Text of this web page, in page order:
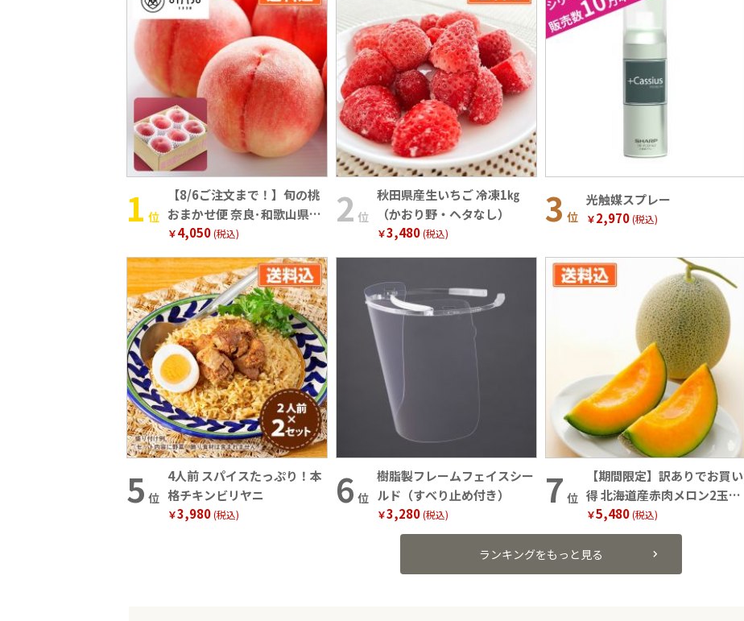
位
【8/6ご注文まで！】旬の桃
おまかせ便 奈良･和歌山県産
（1.8kg・5～8玉）
￥4,050(税込)
位
秋田県産生いちご 冷凍1㎏
（かおり野・ヘタなし）
￥3,480(税込)
位
光触媒スプレー
￥2,970(税込)
位
4人前 スパイスたっぷり！本
格チキンビリヤニ
￥3,980(税込)
位
樹脂製フレームフェイスシー
ルド（すべり止め付き）
￥3,280(税込)
位
【期間限定】訳ありでお買い
得 北海道産赤肉メロン2玉
（1玉約1.6kg）
￥5,480(税込)
ランキングをもっと見る